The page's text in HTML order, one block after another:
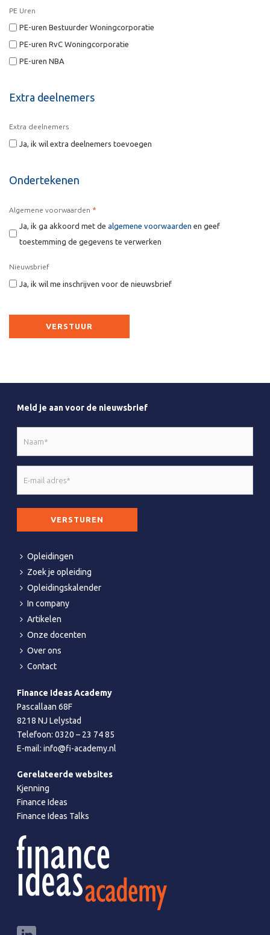
PE Uren
PE-uren Bestuurder Woningcorporatie
PE-uren RvC Woningcorporatie
PE-uren NBA
Extra deelnemers
Extra deelnemers
Ja, ik wil extra deelnemers toevoegen
Ondertekenen
Algemene voorwaarden *
Ja, ik ga akkoord met de algemene voorwaarden en geef
toestemming de gegevens te verwerken
Nieuwsbrief
Ja, ik wil me inschrijven voor de nieuwsbrief
Meld je aan voor de nieuwsbrief
Opleidingen
Zoek je opleiding
Opleidingskalender
In company
Artikelen
Onze docenten
Over ons
Contact
Finance Ideas Academy
Pascallaan 68F
8218 NJ Lelystad
Telefoon:0320 – 23 74 85
E-mail:info@fi-academy.nl
Gerelateerde websites
Kjenning
Finance Ideas
Finance Ideas Talks